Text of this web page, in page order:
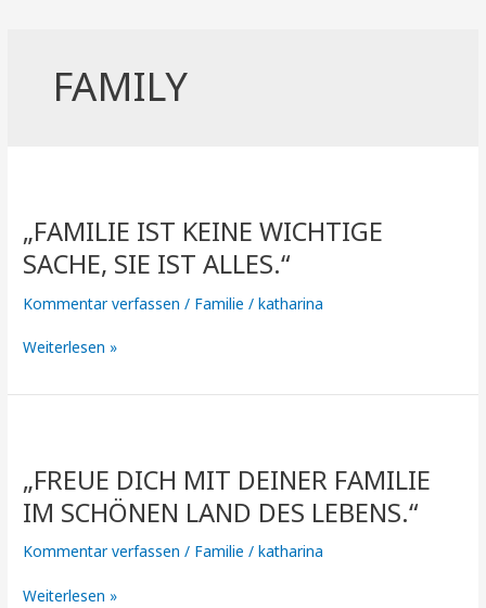
FAMILY
„FAMILIE IST KEINE WICHTIGE
SACHE, SIE IST ALLES.“
Kommentar verfassen / Familie /katharina
keine
wichtige
Sache,
sie
alles.“
Weiterlesen »
„FREUE DICH MIT DEINER FAMILIE
IM SCHÖNEN LAND DES LEBENS.“
Kommentar verfassen / Familie /katharina
mit
deiner
Familie
im
Land
Weiterlesen »